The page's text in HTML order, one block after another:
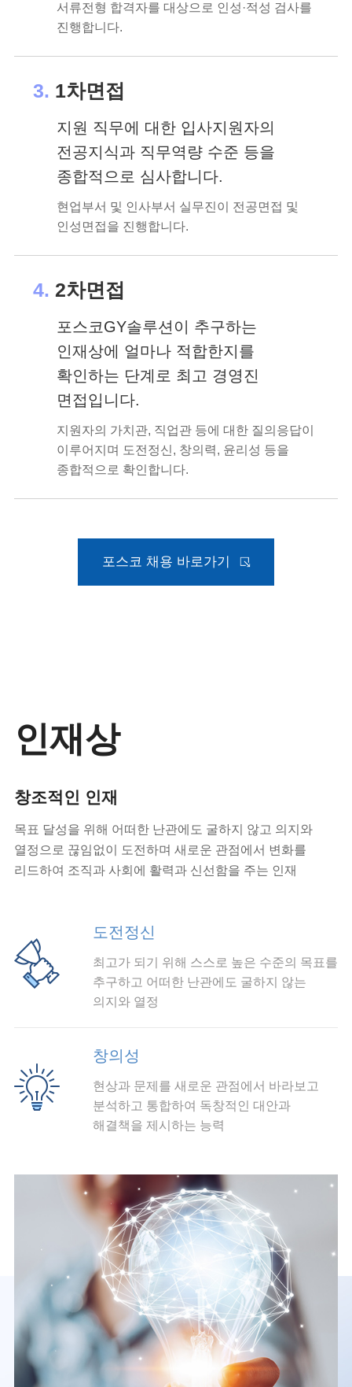
서류전형 합격자를 대상으로 인성·적성 검사를
진행합니다.
3. 1차면접
지원 직무에 대한 입사지원자의
전공지식과 직무역량 수준 등을
종합적으로 심사합니다.
현업부서 및 인사부서 실무진이 전공면접 및
인성면접을 진행합니다.
4. 2차면접
포스코GY솔루션이 추구하는
인재상에 얼마나 적합한지를
확인하는 단계로 최고 경영진
면접입니다.
지원자의 가치관, 직업관 등에 대한 질의응답이
이루어지며 도전정신, 창의력, 윤리성 등을
종합적으로 확인합니다.
포스코 채용 바로가기
인재상
창조적인 인재
목표 달성을 위해 어떠한 난관에도 굴하지 않고 의지와
열정으로 끊임없이 도전하며 새로운 관점에서 변화를
리드하여 조직과 사회에 활력과 신선함을 주는 인재
도전정신
최고가 되기 위해 스스로 높은 수준의 목표를
추구하고 어떠한 난관에도 굴하지 않는
의지와 열정
창의성
현상과 문제를 새로운 관점에서 바라보고
분석하고 통합하여 독창적인 대안과
해결책을 제시하는 능력